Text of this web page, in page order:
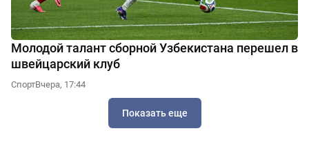
Молодой талант сборной Узбекистана перешел в
швейцарский клуб
СпортВчера, 17:44
Показать еще